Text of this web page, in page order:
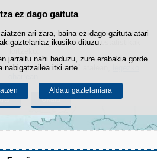
politika
ak erabiltzen ditu nabigazioa errazteko
eta gogobetetasun-estatistikak
gure "Cookie-ak" atalean,
Ukatu
ez dago gaituta
ari zara, baina ez dago gaituta atari
gaztelaniaz ikusiko dituzu.
jarraitu nahi baduzu, zure erabakia gorde
nabigatzailea itxi arte.
Aldatu gaztelaniara
Edukira salto egin